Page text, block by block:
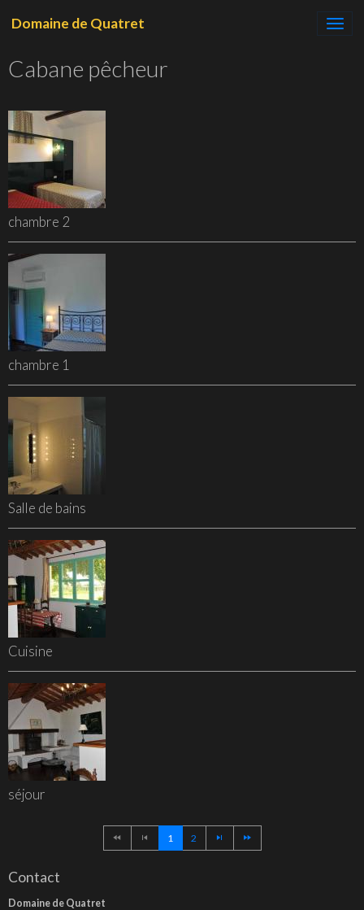
Domaine de Quatret
Cabane pêcheur
chambre 2
chambre 1
Salle de bains
Cuisine
séjour
1 2
Contact
Domaine de Quatret